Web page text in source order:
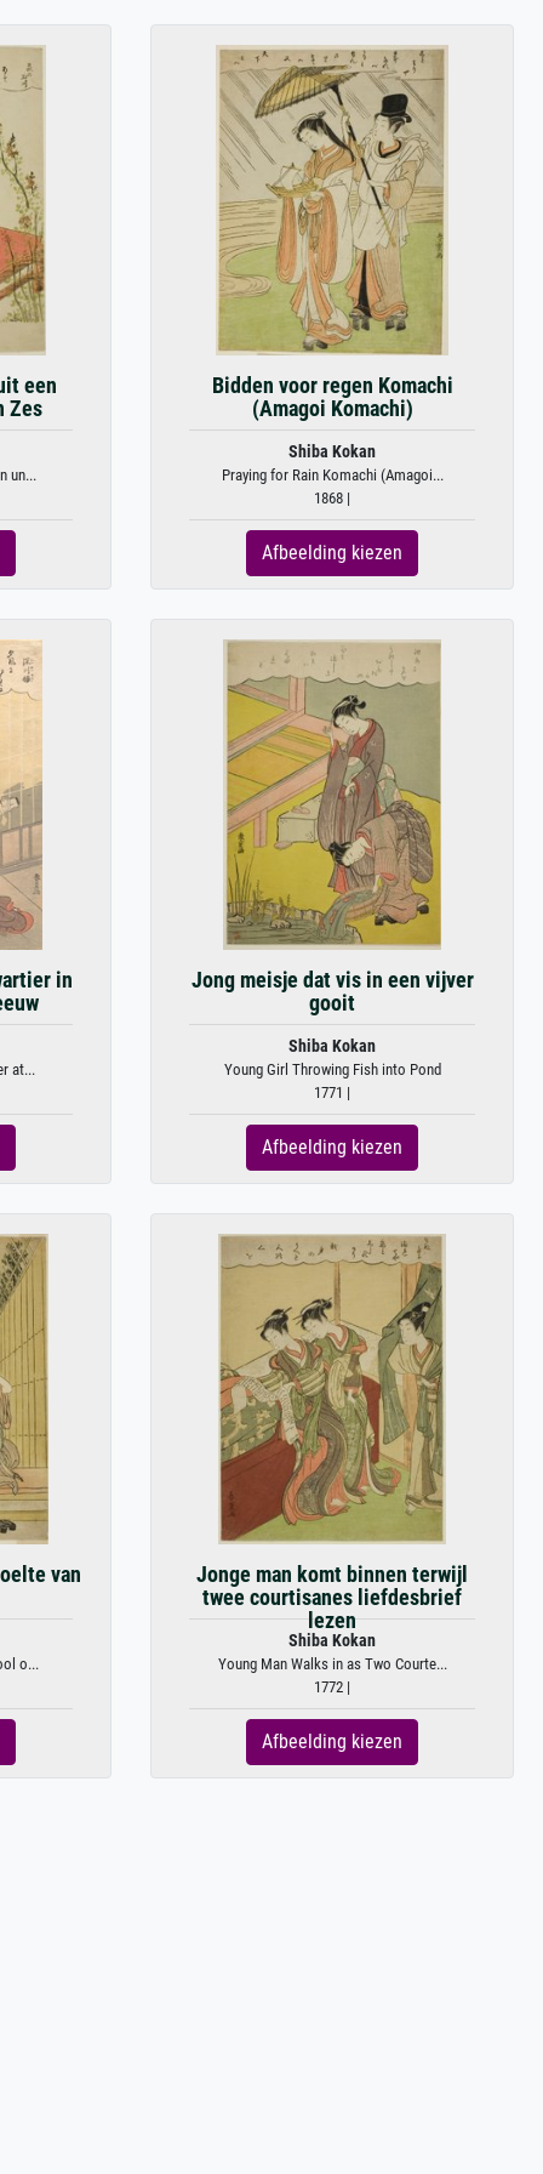
een
Zes
un...
Bidden voor regen Komachi
(Amagoi Komachi)
Shiba Kokan
Praying for Rain Komachi (Amagoi...
1868 |
Afbeelding kiezen
in
at...
Jong meisje dat vis in een vijver
gooit
Shiba Kokan
Young Girl Throwing Fish into Pond
1771 |
Afbeelding kiezen
van
o...
Jonge man komt binnen terwijl
twee courtisanes liefdesbrief
lezen
Shiba Kokan
Young Man Walks in as Two Courte...
1772 |
Afbeelding kiezen